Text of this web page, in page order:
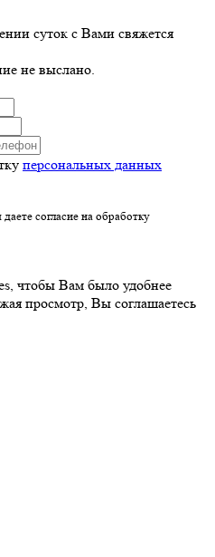
суток с Вами свяжется
не выслано.
персональных данных
согласие на обработку
чтобы Вам было удобнее
просмотр, Вы соглашаетесь